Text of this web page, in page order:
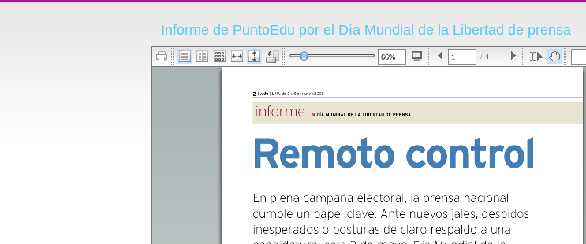
Informe de PuntoEdu por el Día Mundial de la Libertad de prensa
/ 4